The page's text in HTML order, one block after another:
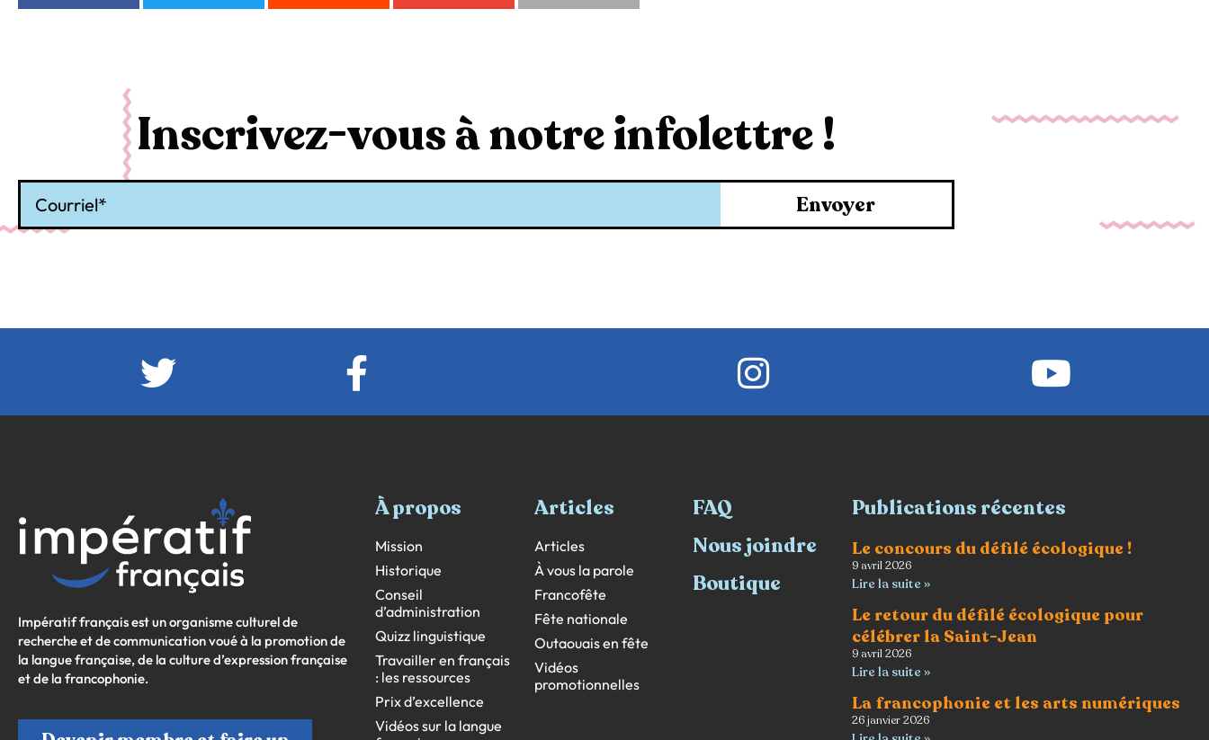
Inscrivez-vous à notre infolettre !
Envoyer
Impératif français est un organisme culturel de
recherche et de communication voué à la promotion de
la langue française, de la culture d’expression française
et de la francophonie.
À propos
Mission
Historique
Conseil
d’administration
Quizz linguistique
Travailler en français
: les ressources
Prix d’excellence
Vidéos sur la langue
Articles
Articles
À vous la parole
Francofête
Fête nationale
Outaouais en fête
Vidéos
promotionnelles
FAQ
Nous joindre
Boutique
Publications récentes
Le concours du défilé écologique !
9 avril 2026
Lire la suite »
Le retour du défilé écologique pour
célébrer la Saint-Jean
9 avril 2026
Lire la suite »
La francophonie et les arts numériques
26 janvier 2026